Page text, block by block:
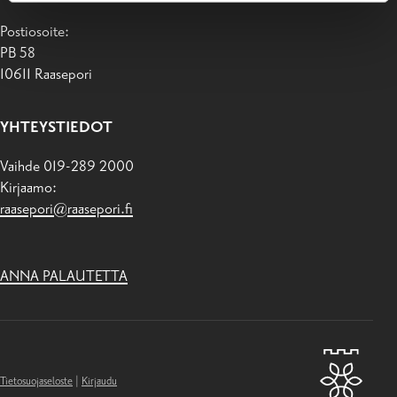
Postiosoite:
PB 58
10611 Raasepori
YHTEYSTIEDOT
Vaihde 019-289 2000
Kirjaamo:
raasepori@raasepori.fi
ANNA PALAUTETTA
Tietosuojaseloste Kirjaudu